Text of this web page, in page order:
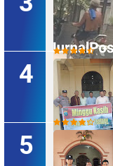
Judi Togel
Di Lubuk
Warga
Polresta
Maraknya
Cermin
Desak
Tangkap
Ciptakan